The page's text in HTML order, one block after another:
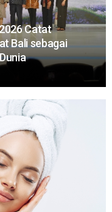
Catat
Bali sebagai